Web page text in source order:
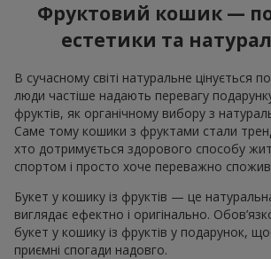
Фруктовий кошик —
естетики та
В сучасному світі натуральне цінується
люди частіше надають перевагу
фруктів, як органічному вибору з
Саме тому кошики з фруктами стали
хто дотримується здорового способу
спортом і просто хоче переважно
Букет у кошику із фруктів — це
виглядає ефектно і оригінально.
букет у кошику із фруктів у подарунок,
приємні спогади надовго.